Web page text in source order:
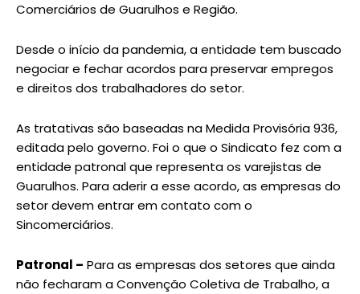
Comerciários de Guarulhos e Região.
Desde o início da pandemia, a entidade tem buscado
negociar e fechar acordos para preservar empregos
e direitos dos trabalhadores do setor.
As tratativas são baseadas na Medida Provisória 936,
editada pelo governo. Foi o que o Sindicato fez com a
entidade patronal que representa os varejistas de
Guarulhos. Para aderir a esse acordo, as empresas do
setor devem entrar em contato com o
Sincomerciários.
Patronal – Para as empresas dos setores que ainda
não fecharam a Convenção Coletiva de Trabalho, a